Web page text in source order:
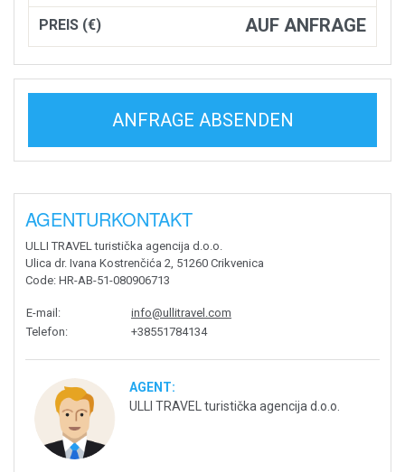
PREIS (€) AUF ANFRAGE
ANFRAGE ABSENDEN
AGENTURKONTAKT
ULLI TRAVEL turistička agencija d.o.o.
Ulica dr. Ivana Kostrenčića 2, 51260 Crikvenica
Code: HR-AB-51-080906713
E-mail :
info@ullitravel.com
Telefon: +38551784134
AGENT:
ULLI TRAVEL turistička agencija d.o.o.